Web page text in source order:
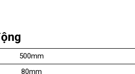
500mm
80mm